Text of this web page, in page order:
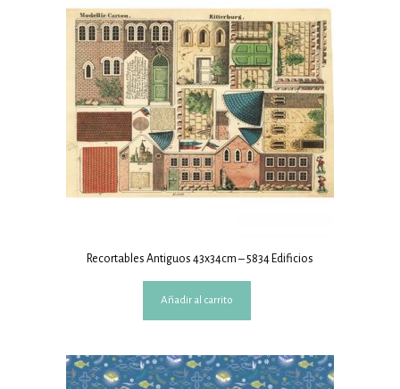
Recortables Antiguos 43x34cm – 5834 Edificios
Añadir al carrito